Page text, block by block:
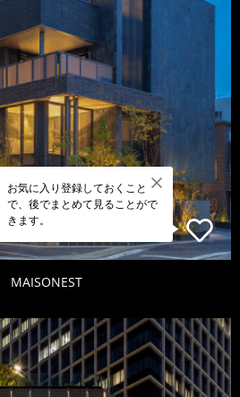
お気に入り登録しておくこと
で、後でまとめて見ることがで
きます。